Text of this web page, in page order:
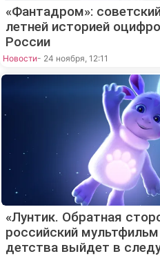
«Фантадром»:
летней историей
России
Новости- 24 ноября, 12:11
«Лунтик. Обратная
российский
детства выйдет в